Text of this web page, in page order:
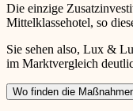
Die einzige
Mittelklassehotel, so
Sie sehen also, Lux &
im Marktvergleich
Wo finden die